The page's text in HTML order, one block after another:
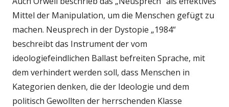
Mittel der Manipulation, um die Menschen gefügt zu
machen. Neusprech in der Dystopie „1984“
beschreibt das Instrument der vom
ideologiefeindlichen Ballast befreiten Sprache, mit
dem verhindert werden soll, dass Menschen in
Kategorien denken, die der Ideologie und dem
politisch Gewollten der herrschenden Klasse